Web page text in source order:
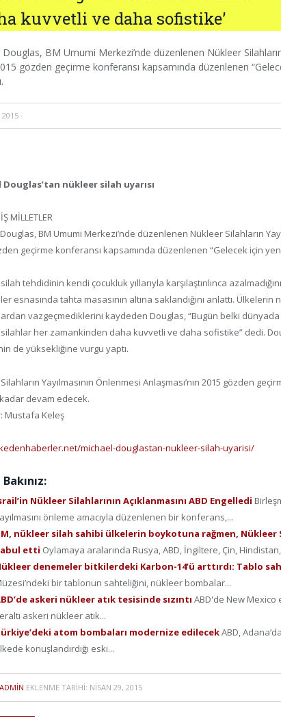
kuvvetli ve daha sofistike’
BM Umumi Merkezi’nde düzenlenen Nükleer
gözden geçirme konferansı kapsamında düzenlenen
2015 ·
Douglas’tan nükleer silah uyarısı
MİLLETLER
BM Umumi Merkezi’nde düzenlenen Nükleer Silahların
geçirme konferansı kapsamında düzenlenen “Gelecek için
tehdidinin kendi çocukluk yıllarıyla karşılaştırılınca
esnasında tahta masasının altına saklandığını anlattı. Ülkelerin
vazgeçmediklerini kaydeden Douglas, “Bugün belki
her zamankinden daha kuvvetli ve daha sofistike” dedi.
de yüksekliğine vurgu yaptı.
Yayılmasının Önlenmesi Anlaşması’nın 2015 gözden
kadar devam edecek.
Mustafa Keleş
michael-douglastan-nukleer-silah-uyarisi/
Nükleer Silahlarının Açıklanmasını ABD Engelledi
önleme amacıyla düzenlenen bir konferans,...
nükleer silah sahibi ülkelerin boykotuna rağmen, Nükleer
etti Oylamaya aralarında Rusya, ABD, İngiltere, Çin,
denemeler bitkilerdeki Karbon-14’ü arttırdı: Tablo
bir tablonun sahteliğini, nükleer bombalar...
askeri nükleer atık tesisinde sızıntı ABD'de New
askeri nükleer atık...
atom bombaları modernize edilecekABD,
konuşlandırdığı eski...
ADMIN EKLENME TARIHI: NISAN 29, 2015